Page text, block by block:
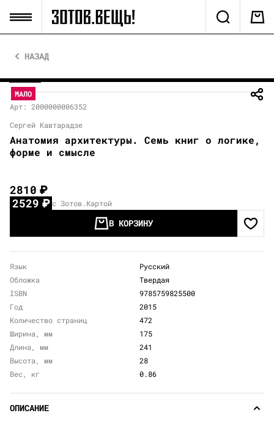
НАЗАД
МАЛО
Арт: 2000000006352
Сергей Кавтарадзе
Анатомия архитектуры. Семь книг о логике,
форме и смысле
2810₽
2529₽ с Зотов.Картой
В КОРЗИНУ
Язык
Русский
Обложка
Твердая
ISBN
9785759825500
Год
2015
Количество страниц
472
Ширина, мм
175
Длина, мм
241
Высота, мм
28
Вес, кг
0.86
ОПИСАНИЕ